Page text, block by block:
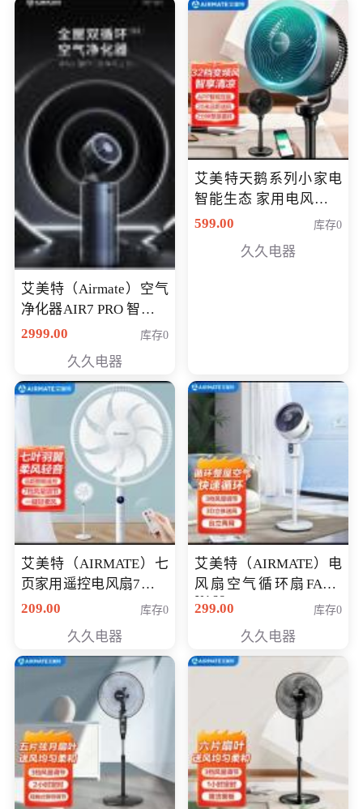
艾美特（Airmate）空气
净化器AIR7 PRO 智能全
屋空气循环负离子旗舰
2999.00 库存0
久久电器
艾美特天鹅系列小家电
智能生态 家用电风扇直
流变频节能轻音空气循
鹅，白天鹅智能)
599.00 库存0
久久电器
艾美特（AIRMATE）七
页家用遥控电风扇7档风
量空气循环摇头立式落
定时落地式风扇CS35-
R20
209.00 库存0
久久电器
艾美特（AIRMATE）电
风扇空气循环扇FA18-
X168
299.00 库存0
久久电器